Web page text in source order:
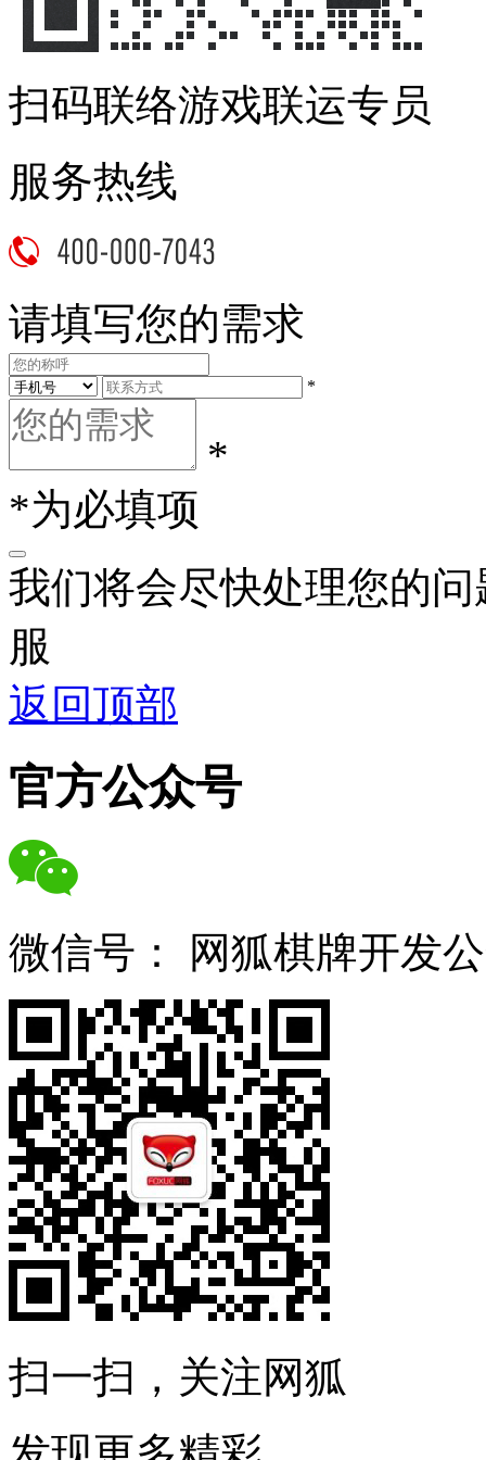
扫码联络游戏联运专员
服务热线
请填写您的需求
*
*
*为必填项
我们将会尽快处理您的
服
返回顶部
官方公众号
微信号： 网狐棋牌开发
扫一扫，关注网狐